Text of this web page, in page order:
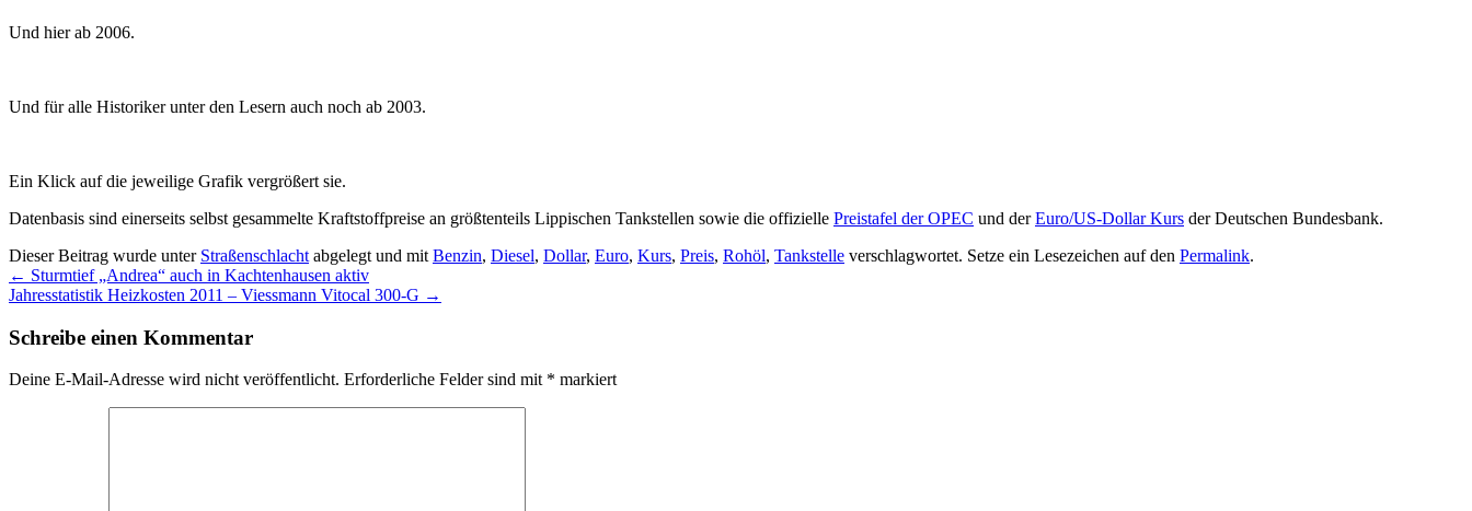
Und hier ab 2006.
Und für alle Historiker unter den Lesern auch noch ab 2003.
Ein Klick auf die jeweilige Grafik vergrößert sie.
Datenbasis sind einerseits selbst gesammelte Kraftstoffpreise an größtenteils Lippischen Tankstellen sowie die offizielle Preistafel der OPEC und derEuro/US-Dollar Kurs der Deutschen Bundesbank.
Dieser Beitrag wurde unter Straßenschlacht abgelegt und mit Benzin, Diesel, Dollar, Euro, Kurs, Preis, Rohöl, Tankstelle verschlagwortet. Setze ein Lesezeichen auf den Permalink.
← Sturmtief „Andrea“ auch in Kachtenhausen aktiv
Jahresstatistik Heizkosten 2011 – Viessmann Vitocal 300-G →
Schreibe einen Kommentar
Deine E-Mail-Adresse wird nicht veröffentlicht. Erforderliche Felder sind mit * markiert